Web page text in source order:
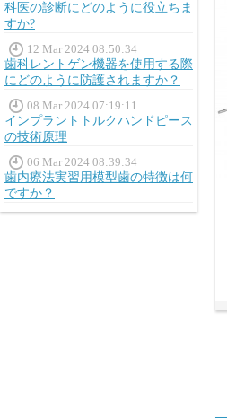
科医の診断にどのように役立ちま
すか?
12 Mar 2024 08:50:34
歯科レントゲン機器を使用する際
にどのように防護されますか？
08 Mar 2024 07:19:11
インプラントトルクハンドピース
の技術原理
06 Mar 2024 08:39:34
歯内療法実習用模型歯の特徴は何
ですか？